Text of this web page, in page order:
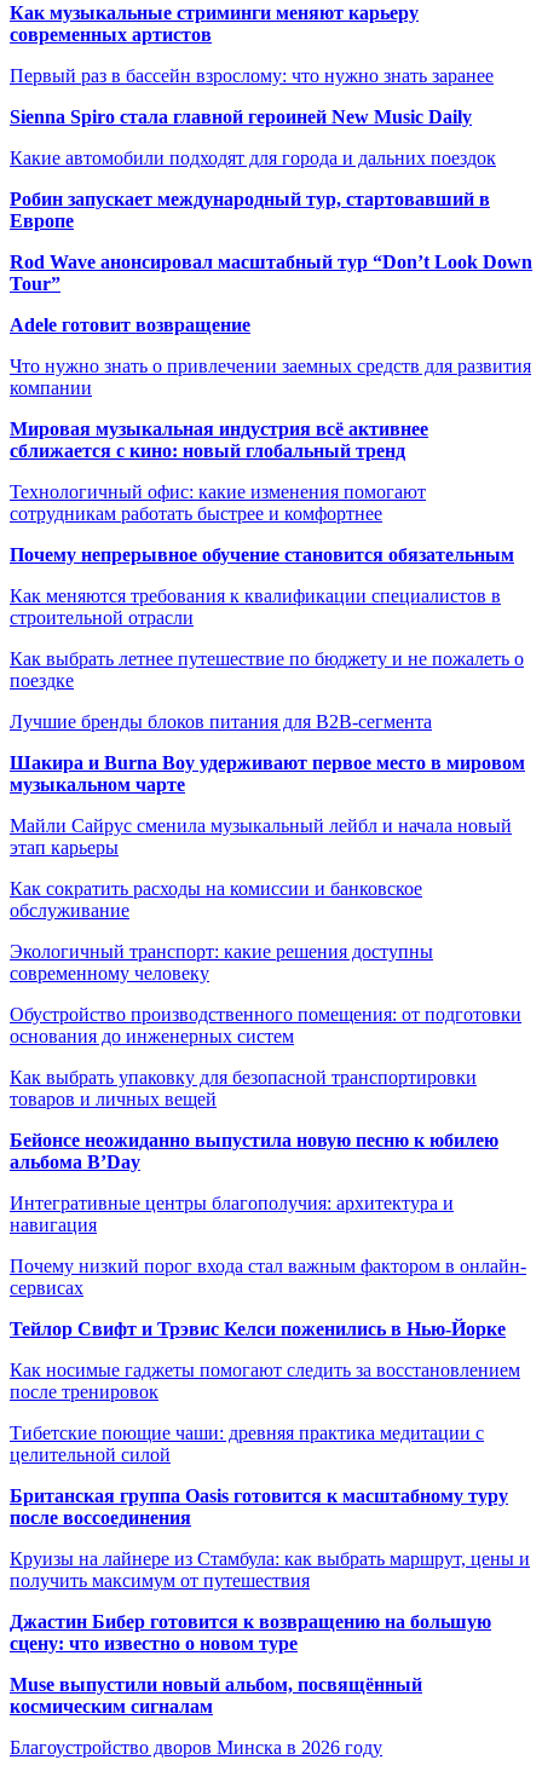
Как музыкальные стриминги меняют карьеру
современных артистов
Первый раз в бассейн взрослому: что нужно знать заранее
Sienna Spiro стала главной героиней New Music Daily
Какие автомобили подходят для города и дальних поездок
Робин запускает международный тур, стартовавший в
Европе
Rod Wave анонсировал масштабный тур “Don’t Look Down
Tour”
Adele готовит возвращение
Что нужно знать о привлечении заемных средств для развития
компании
Мировая музыкальная индустрия всё активнее
сближается с кино: новый глобальный тренд
Технологичный офис: какие изменения помогают
сотрудникам работать быстрее и комфортнее
Почему непрерывное обучение становится обязательным
Как меняются требования к квалификации специалистов в
строительной отрасли
Как выбрать летнее путешествие по бюджету и не пожалеть о
поездке
Лучшие бренды блоков питания для B2B-сегмента
Шакира и Burna Boy удерживают первое место в мировом
музыкальном чарте
Майли Сайрус сменила музыкальный лейбл и начала новый
этап карьеры
Как сократить расходы на комиссии и банковское
обслуживание
Экологичный транспорт: какие решения доступны
современному человеку
Обустройство производственного помещения: от подготовки
основания до инженерных систем
Как выбрать упаковку для безопасной транспортировки
товаров и личных вещей
Бейонсе неожиданно выпустила новую песню к юбилею
альбома B’Day
Интегративные центры благополучия: архитектура и
навигация
Почему низкий порог входа стал важным фактором в онлайн-
сервисах
Тейлор Свифт и Трэвис Келси поженились в Нью-Йорке
Как носимые гаджеты помогают следить за восстановлением
после тренировок
Тибетские поющие чаши: древняя практика медитации с
целительной силой
Британская группа Oasis готовится к масштабному туру
после воссоединения
Круизы на лайнере из Стамбула: как выбрать маршрут, цены и
получить максимум от путешествия
Джастин Бибер готовится к возвращению на большую
сцену: что известно о новом туре
Muse выпустили новый альбом, посвящённый
космическим сигналам
Благоустройство дворов Минска в 2026 году